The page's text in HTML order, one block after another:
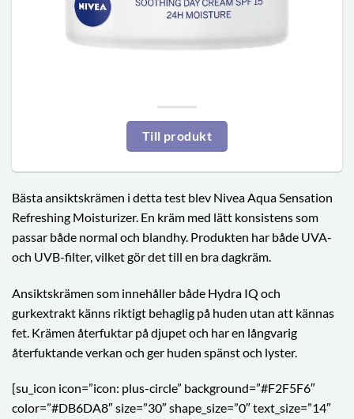
Bästa ansiktskrämen i detta test blev Nivea Aqua Sensation
Refreshing Moisturizer. En kräm med lätt konsistens som
passar både normal och blandhy. Produkten har både UVA-
och UVB-filter, vilket gör det till en bra dagkräm.
Ansiktskrämen som innehåller både Hydra IQ och
gurkextrakt känns riktigt behaglig på huden utan att kännas
fet. Krämen återfuktar på djupet och har en långvarig
återfuktande verkan och ger huden spänst och lyster.
[su_icon icon=”icon: plus-circle” background=”#F2F5F6″
color=”#DB6DA8″ size=”30″ shape_size=”0″ text_size=”14″
Till produkt